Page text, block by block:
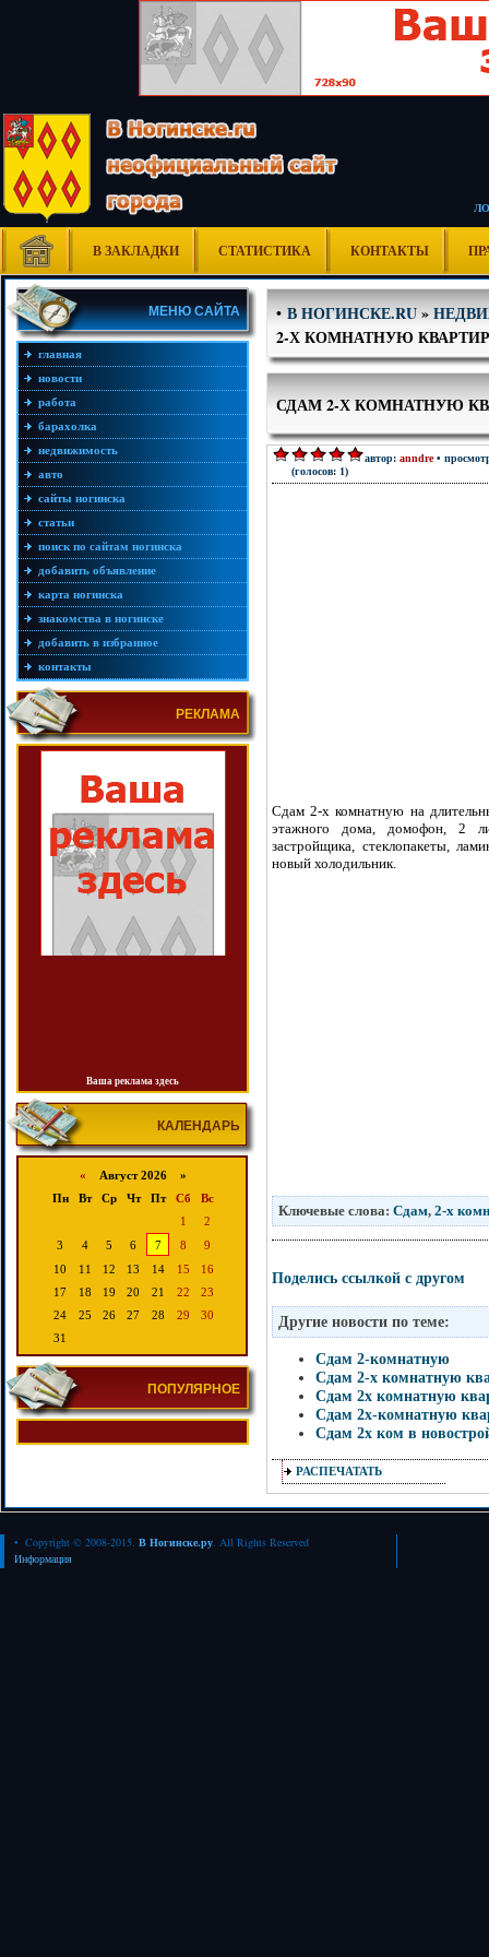
В ЗАКЛАДКИ СТАТИСТИКА КОНТАКТЫ
МЕНЮ САЙТА
главная
новости
работа
барахолка
недвижимость
авто
сайты ногинска
статьи
поиск по сайтам ногинска
добавить объявление
карта ногинска
знакомства в ногинске
добавить в избранное
контакты
РЕКЛАМА
Ваша реклама здесь
КАЛЕНДАРЬ
« Август 2026 »
Пн
Вт Ср Чт Пт Сб
Вс
1
2
3
4 5 6 7 8
9
10
11 12 13 14 15
16
17
18 19 20 21 22
23
24
25 26 27 28 29
30
31
ПОПУЛЯРНОЕ
•В НОГИНСКЕ.RU»
2-Х КОМНАТНУЮ
СДАМ 2-Х КОМНАТНУЮ
(голосов: 1)
автор: anndre•
Сдам 2-х комнатную на
этажного дома, домофон, 2
застройщика, стеклопакеты,
новый холодильник.
Ключевые слова: Сдам, 2-х
Поделись ссылкой с другом
Другие новости по теме:
Сдам 2-комнатную
Сдам 2-х комнатную
Сдам 2х комнатную
Сдам 2х-комнатную
Сдам 2х ком в
РАСПЕЧАТАТЬ
• Copyright © 2008-2015. В Ногинске.ру. All Rights Reserved
Информация